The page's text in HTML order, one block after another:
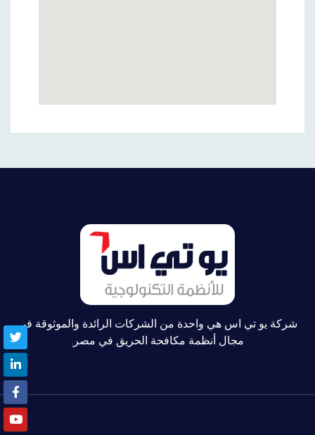
شركة يو تي اس هي واحدة من الشركات الرائدة والموثوقة في
مجال أنظمة مكافحة الحريق في مصر.